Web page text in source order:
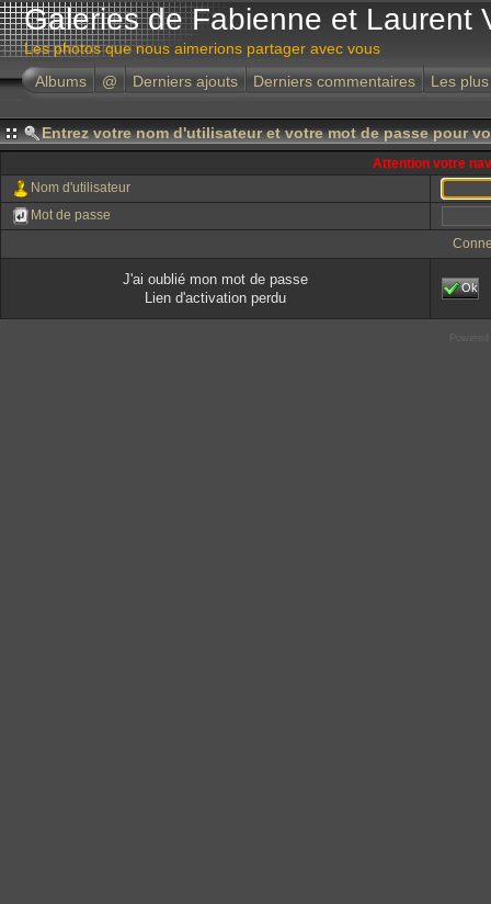
Galeries de Fabienne et Laurent
Les photos que nous aimerions partager avec vous
Albums
@ Derniers ajouts Derniers commentaires Les
Entrez votre nom d'utilisateur et votre mot de passe pour
Attention votre
Nom d'utilisateur
Mot de passe
J'ai oublié mon mot de passe
Lien d'activation perdu
Ok